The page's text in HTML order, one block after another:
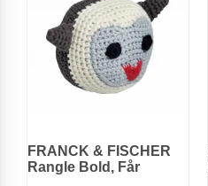
FRANCK & FISCHER
Rangle Bold, Får